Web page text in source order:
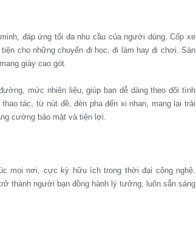
đáp ứng tối đa nhu cầu của người dùng. Cốp xe
cho những chuyến đi học, đi làm hay đi chơi. Sàn
giày cao gót.
mức nhiên liệu, giúp bạn dễ dàng theo dõi tình
tác, từ nút đề, đèn pha đến xi nhan, mang lại trải
cường bảo mật và tiện lợi.
mọi nơi, cực kỳ hữu ích trong thời đại công nghệ.
thành người bạn đồng hành lý tưởng, luôn sẵn sàng